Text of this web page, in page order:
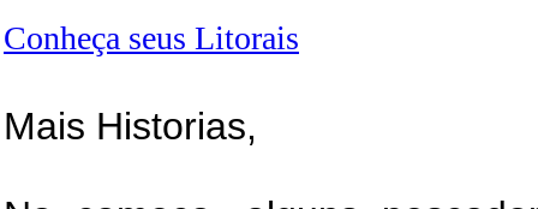
Conheça seus Litorais
Mais Historias,